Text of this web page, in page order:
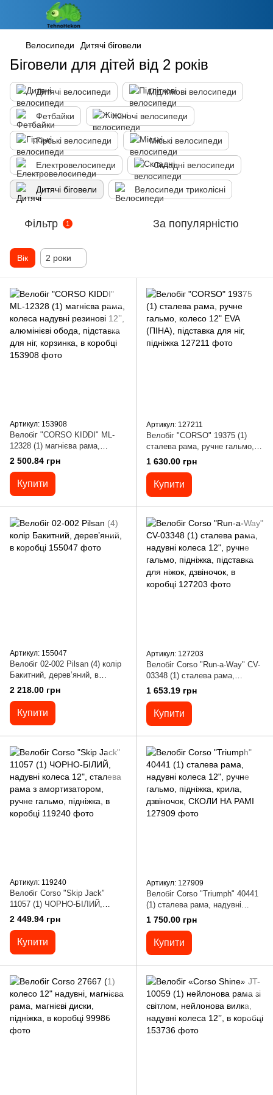
Велосипеди Дитячі біговели
Біговели для дітей від 2 років
Дитячі велосипеди Підліткові велосипеди
Фетбайки Жіночі велосипеди
Гірські велосипеди Міські велосипеди
Електровелосипеди Складні велосипеди
Дитячі біговели Велосипеди триколісні
Фільтр 1 За популярністю
Вік 2 роки
Артикул: 153908
Велобіг "CORSO KIDDI" ML-
12328 (1) магнієва рама,
колеса надувні резинові 12’’,
алюмінієві обода, підставка
для ніг, корзинка, в коробці
2 500.84 грн
Купити
Артикул: 127211
Велобіг "CORSO" 19375 (1)
сталева рама, ручне гальмо,
колесо 12" EVA (ПІНА),
підставка для ніг, підніжка
1 630.00 грн
Купити
Артикул: 155047
Велобіг 02-002 Pilsan (4) колір
Бакитний, дерев’яний, в
коробці
2 218.00 грн
Купити
Артикул: 127203
Велобіг Corso "Run-a-Way" CV-
03348 (1) сталева рама,
надувні колеса 12", ручне
гальмо, підніжка, підставка
для ніжок, дзвіночок, в коробці
1 653.19 грн
Купити
Артикул: 119240
Велобіг Corso "Skip Jack"
11057 (1) ЧОРНО-БІЛИЙ,
надувні колеса 12", сталева
рама з амортизатором, ручне
гальмо, підніжка, в коробці
2 449.94 грн
Купити
Артикул: 127909
Велобіг Corso "Triumph" 40441
(1) сталева рама, надувні
колеса 12", ручне гальмо,
підніжка, крила, дзвіночок,
СКОЛИ НА РАМІ
1 750.00 грн
Купити